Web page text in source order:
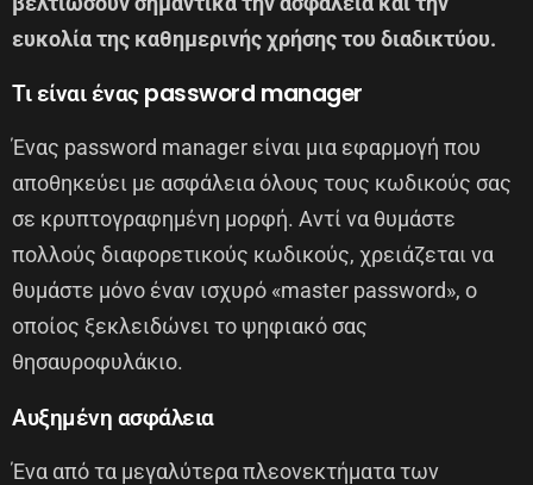
ευκολία της καθημερινής χρήσης του διαδικτύου.
Τι είναι ένας password manager
Ένας password manager είναι μια εφαρμογή που
αποθηκεύει με ασφάλεια όλους τους κωδικούς σας
σε κρυπτογραφημένη μορφή. Αντί να θυμάστε
πολλούς διαφορετικούς κωδικούς, χρειάζεται να
θυμάστε μόνο έναν ισχυρό «master password», ο
οποίος ξεκλειδώνει το ψηφιακό σας
θησαυροφυλάκιο.
Αυξημένη ασφάλεια
Ένα από τα μεγαλύτερα πλεονεκτήματα των